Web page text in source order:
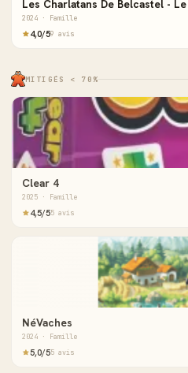
Les Charlatans De Belcastel -
2024 · Famille
4,0/59 avis
MITIGÉS < 70%
Clear 4
2025 · Famille
4,5/55 avis
NéVaches
2024 · Famille
5,0/55 avis